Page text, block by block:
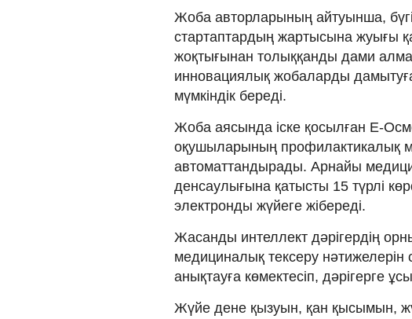
Жоба авторларының айтуынша,
стартаптардың жартысына жуығы
жоқтығынан толыққанды дами
инновациялық жобаларды
мүмкіндік береді.
Жоба аясында іске қосылған E-
оқушыларының профилактикалық
автоматтандырады. Арнайы
денсаулығына қатысты 15 түрлі
электронды жүйеге жібереді.
Жасанды интеллект дәрігердің
медициналық тексеру
анықтауға көмектесіп, дәрігерге
Жүйе дене қызуын, қан қысымын,